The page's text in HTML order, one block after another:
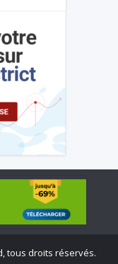
tous droits réservés.